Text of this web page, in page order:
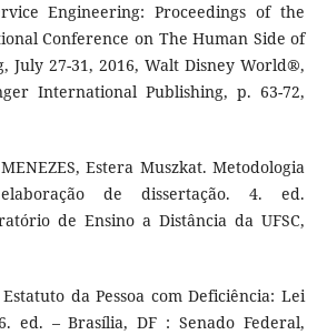
Engineering: Proceedings of the
Conference on The Human Side of
July 27-31, 2016, Walt Disney World®,
International Publishing, p. 63-72,
Estera Muszkat. Metodologia
de dissertação. 4. ed.
de Ensino a Distância da UFSC,
Estatuto da Pessoa com Deficiência: Lei
ed. – Brasília, DF : Senado Federal,